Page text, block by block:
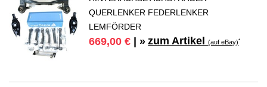
QUERLENKER FEDERLENKER
LEMFÖRDER
669,00 € | » zum Artikel(auf eBay)*